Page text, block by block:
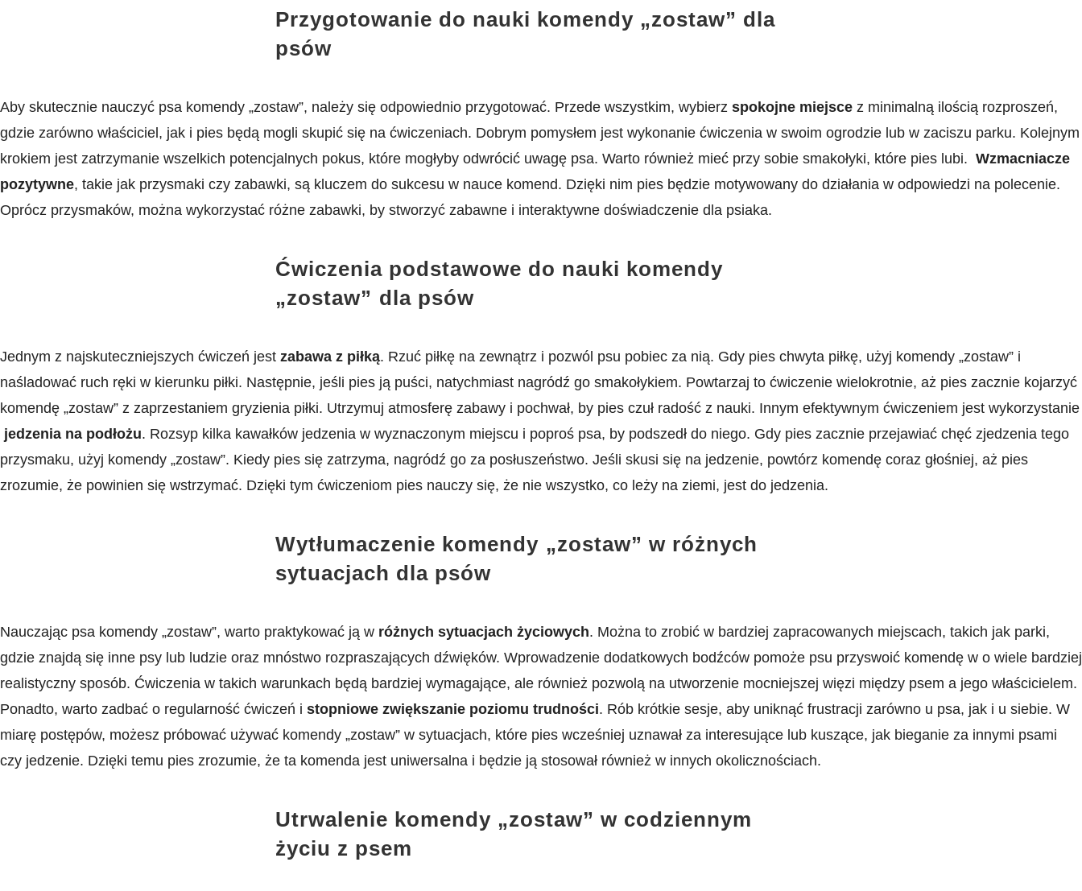
Przygotowanie do nauki komendy „zostaw” dla⁤
psów
Aby skutecznie nauczyć psa komendy „zostaw”, należy się odpowiednio ⁢przygotować. Przede wszystkim, wybierz spokojne miejsce ⁣z ‍minimalną ilością rozproszeń,
gdzie zarówno właściciel, jak ‌i pies ⁤będą mogli skupić się na ćwiczeniach. Dobrym⁤ pomysłem jest wykonanie ćwiczenia w swoim ogrodzie lub w zaciszu parku. Kolejnym⁣
krokiem jest zatrzymanie‍ wszelkich potencjalnych ​pokus, które mogłyby odwrócić uwagę psa. Warto również mieć przy sobie smakołyki, które pies lubi. ​ Wzmacniacze
pozytywne, takie jak przysmaki czy zabawki,​ są kluczem do sukcesu w nauce komend. Dzięki nim‌ pies będzie motywowany do działania w odpowiedzi na polecenie.
Oprócz ⁣przysmaków, można wykorzystać różne zabawki, by stworzyć zabawne i interaktywne doświadczenie dla psiaka.
Ćwiczenia podstawowe do nauki komendy
„zostaw”⁢ dla‌ psów
Jednym z najskuteczniejszych ćwiczeń jest zabawa z piłką. Rzuć piłkę na zewnątrz i pozwól psu pobiec za nią. ​Gdy pies⁢ chwyta piłkę, użyj⁤ komendy „zostaw” i
naśladować ruch ręki w kierunku piłki. Następnie, jeśli pies ją puści,​ natychmiast nagródź go smakołykiem. Powtarzaj to ćwiczenie wielokrotnie, ‌aż pies zacznie kojarzyć
komendę „zostaw” z zaprzestaniem ‍gryzienia piłki. Utrzymuj atmosferę zabawy i pochwał, by pies ⁤czuł radość⁤ z nauki. Innym efektywnym ćwiczeniem jest wykorzystanie
jedzenia na podłożu. Rozsyp kilka⁢ kawałków‌ jedzenia w wyznaczonym miejscu i poproś psa, ‌by ‌podszedł ⁢do niego. Gdy pies zacznie przejawiać chęć zjedzenia tego ​
przysmaku, ​użyj komendy „zostaw”. Kiedy pies się zatrzyma, nagródź go za posłuszeństwo. Jeśli skusi się ​na jedzenie, ⁣powtórz komendę coraz głośniej, aż pies
zrozumie,‍ że powinien się wstrzymać. Dzięki tym ćwiczeniom pies nauczy się, ‍że nie wszystko, co leży na ziemi, jest do jedzenia.
Wytłumaczenie komendy⁣ „zostaw” w ​różnych
sytuacjach dla psów
Nauczając psa komendy „zostaw”, warto praktykować ją w różnych sytuacjach życiowych. Można to zrobić w bardziej zapracowanych miejscach, ⁢takich jak parki,
gdzie znajdą ⁢się inne psy lub ‌ludzie oraz mnóstwo rozpraszających ⁤dźwięków. Wprowadzenie dodatkowych bodźców ⁣pomoże psu‌ przyswoić ⁣komendę w o ‌wiele bardziej
realistyczny sposób. ​Ćwiczenia w takich warunkach będą bardziej wymagające, ale ⁣również pozwolą na utworzenie mocniejszej więzi między psem a jego właścicielem.
Ponadto, ⁣warto⁢ zadbać o regularność ​ćwiczeń i stopniowe zwiększanie poziomu trudności. Rób krótkie sesje, aby uniknąć frustracji zarówno u psa,⁣ jak‌ i u siebie. W
miarę postępów, możesz próbować używać komendy „zostaw” w sytuacjach, które pies wcześniej uznawał‍ za interesujące lub ⁤kuszące, jak bieganie‍ za innymi⁢ psami
czy⁤ jedzenie. Dzięki temu pies zrozumie, że ta komenda jest uniwersalna i będzie ją stosował również w innych okolicznościach.
Utrwalenie komendy „zostaw” w codziennym
‍życiu z psem